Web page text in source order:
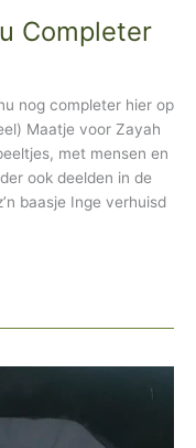
Completer
nog completer hier op
Maatje voor Zayah
met mensen en
ook deelden in de
baasje Inge verhuisd